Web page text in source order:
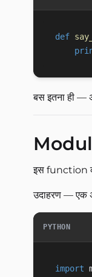
def
बस इतना ही —
इस function
उदाहरण — एक
PYTHON
import